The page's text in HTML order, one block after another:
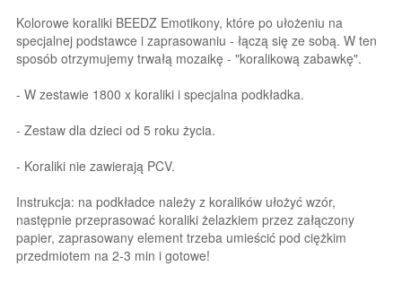
Kolorowe koraliki BEEDZ Emotikony, które po ułożeniu na
specjalnej podstawce i zaprasowaniu - łączą się ze sobą. W ten
sposób otrzymujemy trwałą mozaikę - "koralikową zabawkę".
- W zestawie 1800 x koraliki i specjalna podkładka.
- Zestaw dla dzieci od 5 roku życia.
- Koraliki nie zawierają PCV.
Instrukcja: na podkładce należy z koralików ułożyć wzór,
następnie przeprasować koraliki żelazkiem przez załączony
papier, zaprasowany element trzeba umieścić pod ciężkim
przedmiotem na 2-3 min i gotowe!